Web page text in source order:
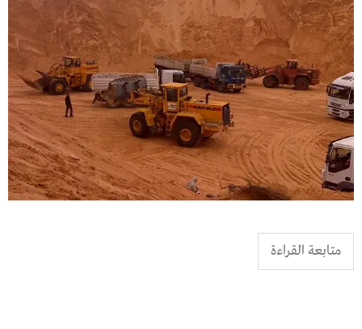
متابعة القراءة